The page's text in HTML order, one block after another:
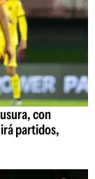
con
partidos,